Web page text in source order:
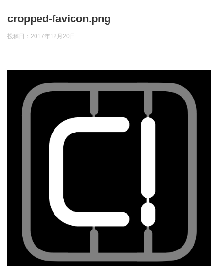
cropped-favicon.png
投稿日： 2017年12月20日